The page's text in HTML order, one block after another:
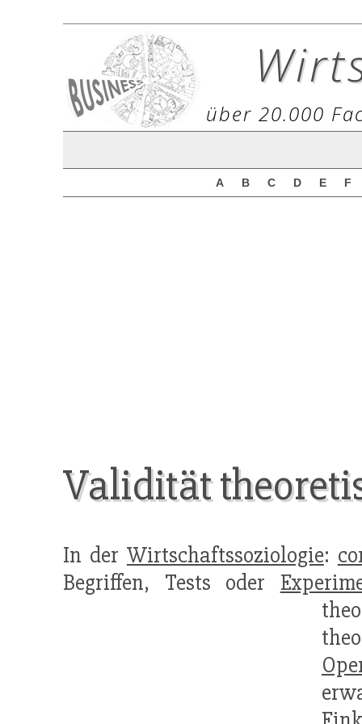
über 20.000
A B C D E F
Validität
In der Wirtschaftssoziologie:
Begriffen, Tests oder